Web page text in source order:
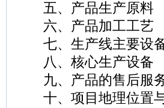
五、产品生产原料
六、产品加工工艺
七、生产线主要设
八、核心生产设备
九、产品的售后服务
十、项目地理位置